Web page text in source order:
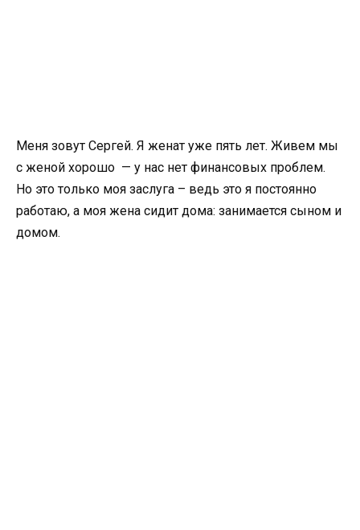
Меня зовут Сергей. Я женат уже пять лет. Живем мы
с женой хорошо — у нас нет финансовых проблем.
Но это только моя заслуга – ведь это я постоянно
работаю, а моя жена сидит дома: занимается сыном и
домом.